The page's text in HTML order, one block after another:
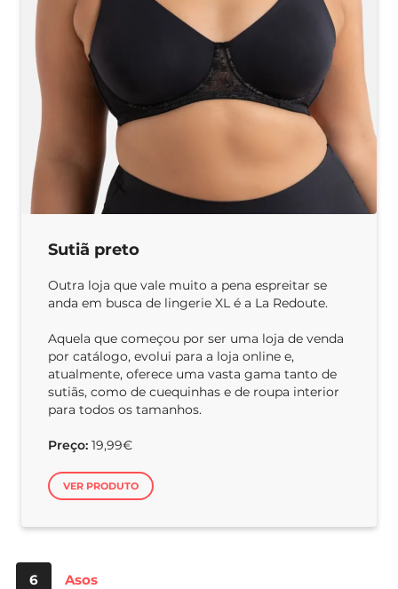
Sutiã preto
Outra loja que vale muito a pena espreitar se
anda em busca de lingerie XL é a La Redoute.
Aquela que começou por ser uma loja de venda
por catálogo, evolui para a loja online e,
atualmente, oferece uma vasta gama tanto de
sutiãs, como de cuequinhas e de roupa interior
para todos os tamanhos.
Preço: 19,99€
VER PRODUTO
6 Asos